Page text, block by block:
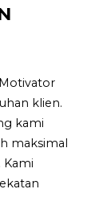
klien.
kami
maksimal
Kami